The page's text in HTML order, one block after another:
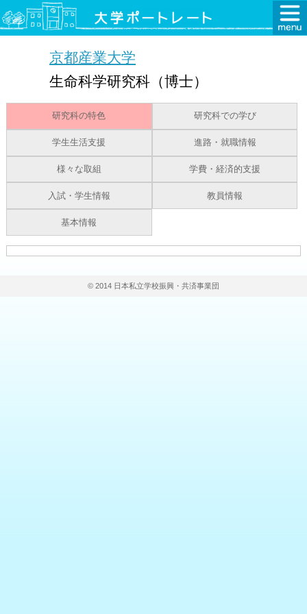
京都産業大学
生命科学研究科（博士）
研究科の特色 研究科での学び
学生生活支援 進路・就職情報
様々な取組 学費・経済的支援
入試・学生情報 教員情報
基本情報
© 2014 日本私立学校振興・共済事業団